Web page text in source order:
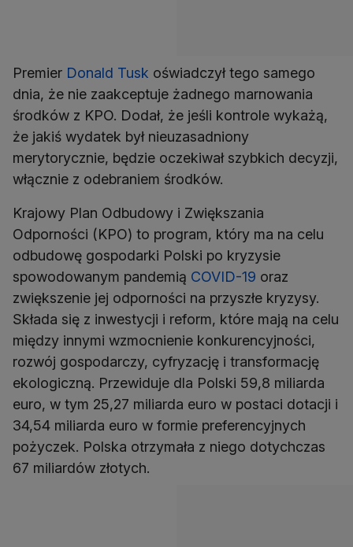
Premier Donald Tusk oświadczył tego samego
dnia, że nie zaakceptuje żadnego marnowania
środków z KPO. Dodał, że jeśli kontrole wykażą,
że jakiś wydatek był nieuzasadniony
merytorycznie, będzie oczekiwał szybkich decyzji,
włącznie z odebraniem środków.
Krajowy Plan Odbudowy i Zwiększania
Odporności (KPO) to program, który ma na celu
odbudowę gospodarki Polski po kryzysie
spowodowanym pandemią COVID-19 oraz
zwiększenie jej odporności na przyszłe kryzysy.
Składa się z inwestycji i reform, które mają na celu
między innymi wzmocnienie konkurencyjności,
rozwój gospodarczy, cyfryzację i transformację
ekologiczną. Przewiduje dla Polski 59,8 miliarda
euro, w tym 25,27 miliarda euro w postaci dotacji i
34,54 miliarda euro w formie preferencyjnych
pożyczek. Polska otrzymała z niego dotychczas
67 miliardów złotych.